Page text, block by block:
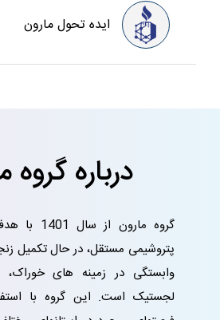
ایده تحول مارون
درباره گروه
گروه
پتروشیمی مستقل، در حال تکمیل
وابستگی در زمینه های
لجستیک است. این گروه با